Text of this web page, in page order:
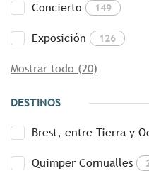
Concierto 149
Exposición 126
Mostrar todo (20)
DESTINOS
Brest, entre Tierra y
Quimper Cornualles